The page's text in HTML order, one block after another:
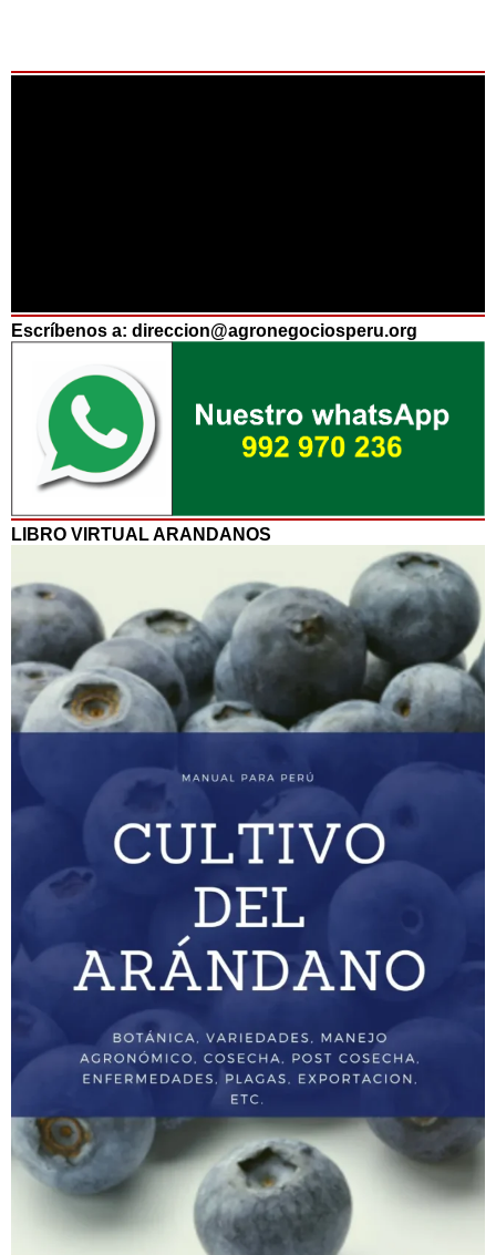
Escríbenos a: direccion@agronegociosperu.org
LIBRO VIRTUAL ARANDANOS